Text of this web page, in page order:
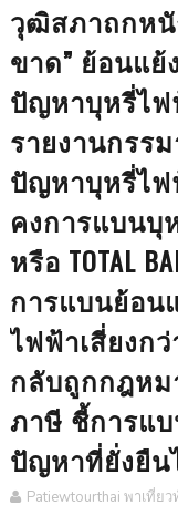
วุฒิสภาถกหนั
ขาด” ย้อนแย้
ปัญหาบุหรี่ไ
รายงานกรร
ปัญหาบุหรี่ไฟ
คงการแบนบุ
หรือ TOTAL
การแบนย้อน
ไฟฟ้าเสี่ยงก
กลับถูกกฎหม
ภาษี ชี้การแ
ปัญหาที่ยั่งยื
Patiewtourthai พาเที่ย